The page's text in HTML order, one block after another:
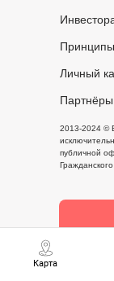
2013-2024 ©
публичной
Личный
Партнёры
Карта